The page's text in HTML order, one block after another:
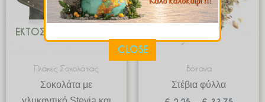
ΕΚΤΌΣ ΑΠΟΘΈΜΑΤΟΣ
Πλάκες Σοκολάτας
Σοκολάτα με
Βότανα
Στέβια φύλλα
CLOSE